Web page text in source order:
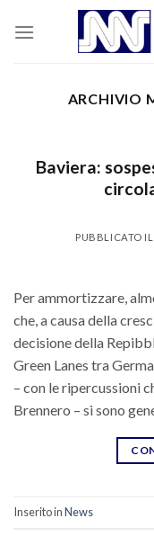
ARCHIVIO
Baviera:
PUBBLICATO IL
Per ammortizzare,
che, a causa della
decisione della
Green Lanes tra
– con le ripercussioni
Brennero – si sono
Inserito inNews